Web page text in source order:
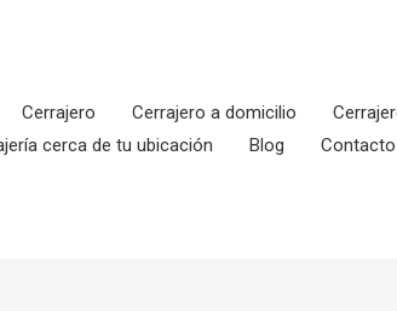
Cerrajero Cerrajero a domicilio
cerca de tu ubicación Blog Contacto